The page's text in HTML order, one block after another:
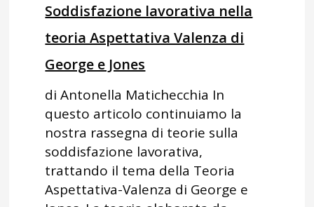
Soddisfazione lavorativa nella
teoria Aspettativa Valenza di
George e Jones
di Antonella Matichecchia In
questo articolo continuiamo la
nostra rassegna di teorie sulla
soddisfazione lavorativa,
trattando il tema della Teoria
Aspettativa-Valenza di George e